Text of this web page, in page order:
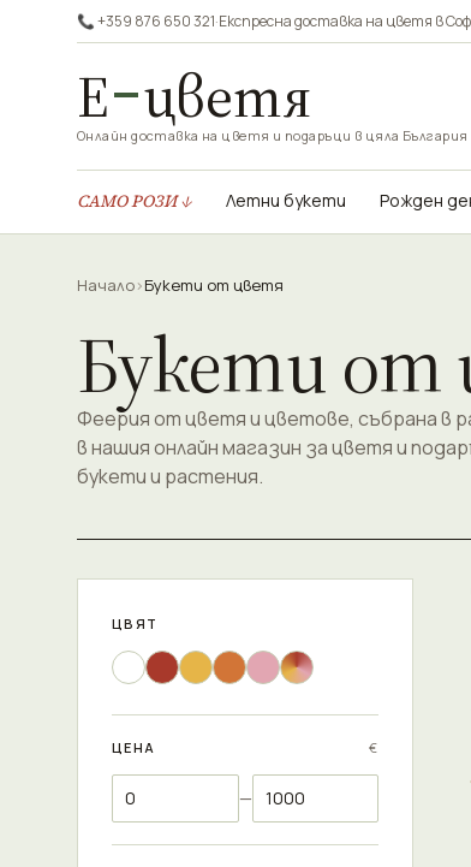
📞 +359 876 650 321·Експресна доставка на цветя в
Е цветя
Онлайн доставка на цветя и подаръци в цяла България
САМО РОЗИ ↓ Летни букети Рожден
Начало›Букети от цветя
Букети от
Феерия от цветя и цветове, събрана в
в нашия онлайн магазин за цветя и
букети и растения.
ЦВЯТ
ЦЕНА €
—